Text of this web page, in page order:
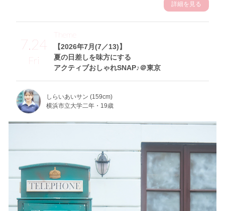
詳細を見る
7.24
Fri
【2026年7月(7／13)】
夏の日差しを味方にする
アクティブおしゃれSNAP♪＠東京
Theme
しらいあいサン (159cm)
横浜市立大学二年・19歳